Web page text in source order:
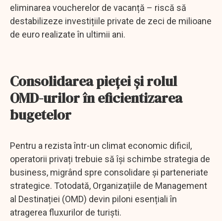
eliminarea voucherelor de vacanță – riscă să
destabilizeze investițiile private de zeci de milioane
de euro realizate în ultimii ani.
Consolidarea pieței și rolul
OMD-urilor în eficientizarea
bugetelor
Pentru a rezista într-un climat economic dificil,
operatorii privați trebuie să își schimbe strategia de
business, migrând spre consolidare și parteneriate
strategice. Totodată, Organizațiile de Management
al Destinației (OMD) devin piloni esențiali în
atragerea fluxurilor de turiști.